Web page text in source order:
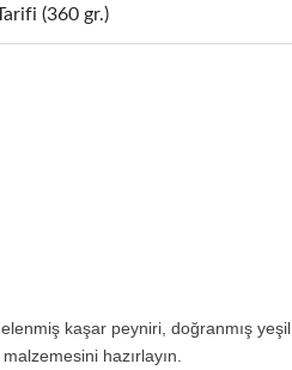
(360 gr.)
kaşar peyniri, doğranmış yeşil
hazırlayın.